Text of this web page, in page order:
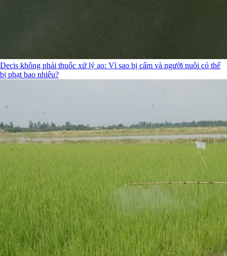
Decis không phải thuốc xử lý ao: Vì sao bị cấm và người nuôi có thể
bị phạt bao nhiêu?